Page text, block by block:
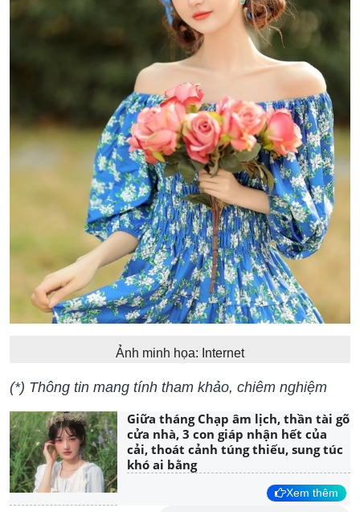
Ảnh minh họa: Internet
(*) Thông tin mang tính tham khảo, chiêm nghiệm
Giữa tháng Chạp âm lịch, thần tài gõ
cửa nhà, 3 con giáp nhận hết của
cải, thoát cảnh túng thiếu, sung túc
khó ai bằng
Xem thêm